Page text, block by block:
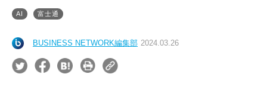
AI 富士通
BUSINESS NETWORK編集部 2024.03.26